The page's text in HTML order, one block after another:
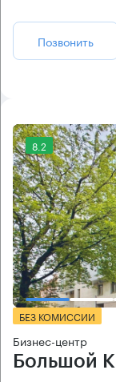
Позвонить
8.2
БЕЗ КОМИССИИ
Бизнес-центр
Большой